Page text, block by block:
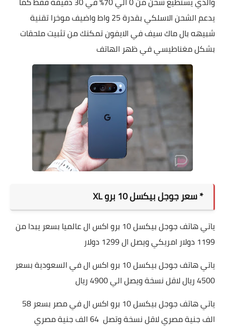
يدعم الشحن الاسلكي بقدرة 25 واط واضيف موخرا تقنية
شبيهه بال ماك سيف في الايفون تمكنك من تثبيت ملحقات
بشكل مغناطيسي في ظهر الهاتف
* سعر جوجل بيكسل 10 برو XL
ياتي هاتف
جوجل بيكسل 10 برو اكس ال عالميا بسعر يبدا من
1199 دولار امريكي ويصل ال 1299 دولار
ياتي هاتف
جوجل بيكسل 10 برو اكس ال في السعودية بسعر
4500 ريال لاقل نسخة ويصل الي 4900 ريال
ياتي هاتف
جوجل بيكسل 10 برو اكس ال في مصر بسعر 58
الف جنية مصري لاقل نسخة وتصل 64 الف جنية مصري